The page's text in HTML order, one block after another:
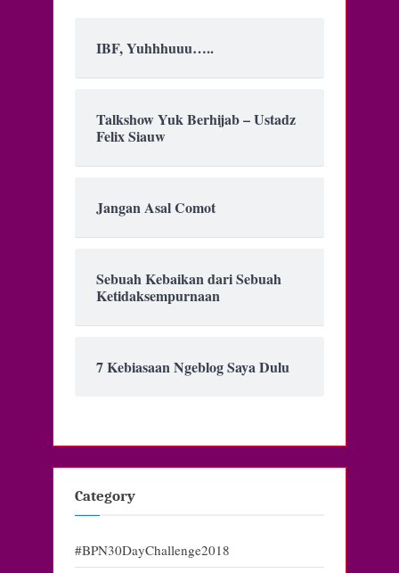
IBF, Yuhhhuuu…..
Talkshow Yuk Berhijab – Ustadz
Felix Siauw
Jangan Asal Comot
Sebuah Kebaikan dari Sebuah
Ketidaksempurnaan
7 Kebiasaan Ngeblog Saya Dulu
Category
#BPN30DayChallenge2018